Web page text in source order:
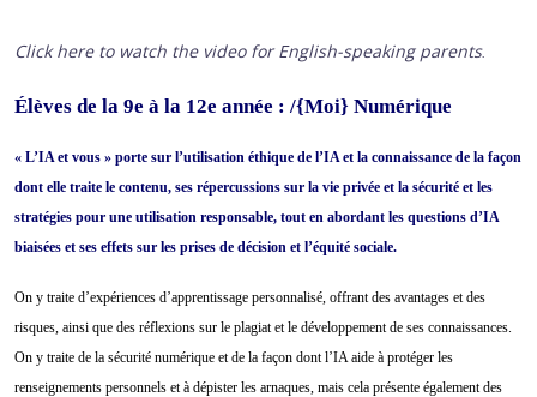
Click here to watch the video for English-speaking parents.
Élèves de la 9e à la 12e année : /{Moi} Numérique
« L’IA et vous » porte sur l’utilisation éthique de l’IA et la connaissance de la façon
dont elle traite le contenu, ses répercussions sur la vie privée et la sécurité et les
stratégies pour une utilisation responsable, tout en abordant les questions d’IA
biaisées et ses effets sur les prises de décision et l’équité sociale.
On y traite d’expériences d’apprentissage personnalisé, offrant des avantages et des
risques, ainsi que des réflexions sur le plagiat et le développement de ses connaissances.
On y traite de la sécurité numérique et de la façon dont l’IA aide à protéger les
renseignements personnels et à dépister les arnaques, mais cela présente également des